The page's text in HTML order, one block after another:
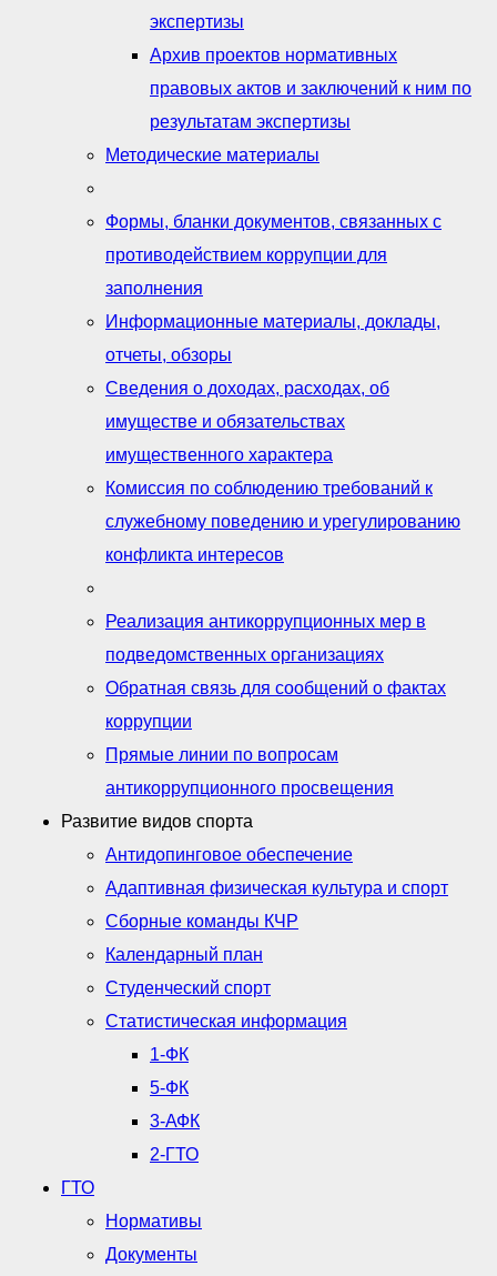
экспертизы
Архив проектов нормативных
правовых актов и заключений к ним по
результатам экспертизы
Методические материалы
Формы, бланки документов, связанных с
противодействием коррупции для
заполнения
Информационные материалы, доклады,
отчеты, обзоры
Сведения о доходах, расходах, об
имуществе и обязательствах
имущественного характера
Комиссия по соблюдению требований к
служебному поведению и урегулированию
конфликта интересов
Реализация антикоррупционных мер в
подведомственных организациях
Обратная связь для сообщений о фактах
коррупции
Прямые линии по вопросам
антикоррупционного просвещения
Развитие видов спорта
Антидопинговое обеспечение
Адаптивная физическая культура и спорт
Сборные команды КЧР
Календарный план
Студенческий спорт
Статистическая информация
1-ФК
5-ФК
3-АФК
2-ГТО
ГТО
Нормативы
Документы